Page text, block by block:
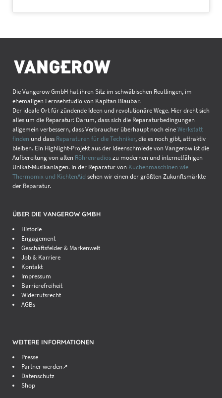
Die Vangerow GmbH hat ihren Sitz im schwäbischen Reutlingen, im
ehemaligen Fernsehstudio von Kapitän Blaubär.
Der ideale Ort für zündende Ideen und revolutionäre Wege. Hier dreht sich
alles um die Reparatur: Darum, dass sich die Reparaturbedingungen
allgemein verbessern, dass Verbraucher überhaupt noch eineWerkstatt
finden und dass Reparaturen für die Techniker, die es noch gibt, attraktiv
bleiben. Ein Highlight-Projekt aus der Ideenschmiede von Vangerow ist die
Aufbereitung von alten Röhrenradioszu modernen und internetfähigen
Unikat-Musikanlagen. In der Reparatur von Küchenmaschinen wie
Thermomix und KichtenAid sehen wir einen der größten Zukunftsmärkte
der Reparatur.
ÜBER DIE VANGEROW GMBH
Historie
Engagement
Geschäftsfelder & Markenwelt
Job & Karriere
Kontakt
Impressum
Barrierefreiheit
Widerrufsrecht
AGBs
WEITERE INFORMATIONEN
Presse
Partner werden↗
Datenschutz
Shop